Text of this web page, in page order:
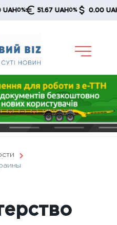
51.67 UAH0% 0.00 UAH0%